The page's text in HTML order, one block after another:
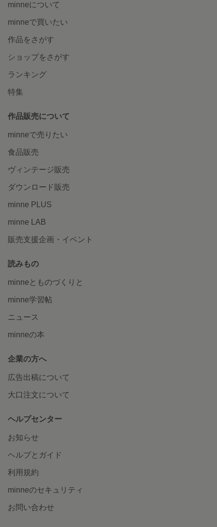
minneについて
minneで買いたい
作品をさがす
ショップをさがす
ランキング
特集
作品販売について
minneで売りたい
食品販売
ヴィンテージ販売
ダウンロード販売
minne PLUS
minne LAB
販売支援企画・イベント
読みもの
minneとものづくりと
minne学習帖
ニュース
minneの本
企業の方へ
広告出稿について
大口注文について
ヘルプセンター
お知らせ
ヘルプとガイド
利用規約
minneのセキュリティ
お問い合わせ